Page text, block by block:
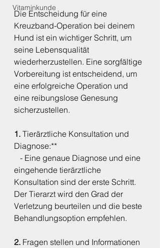
Vitaminkunde
Die Entscheidung für eine
Kreuzband-Operation bei deinem
Hund ist ein wichtiger Schritt, um
seine Lebensqualität
wiederherzustellen. Eine sorgfältige
Vorbereitung ist entscheidend, um
eine erfolgreiche Operation und
eine reibungslose Genesung
sicherzustellen.
1. Tierärztliche Konsultation und
Diagnose:**
- Eine genaue Diagnose und eine
eingehende tierärztliche
Konsultation sind der erste Schritt.
Der Tierarzt wird den Grad der
Verletzung beurteilen und die beste
Behandlungsoption empfehlen.
2. Fragen stellen und Informationen